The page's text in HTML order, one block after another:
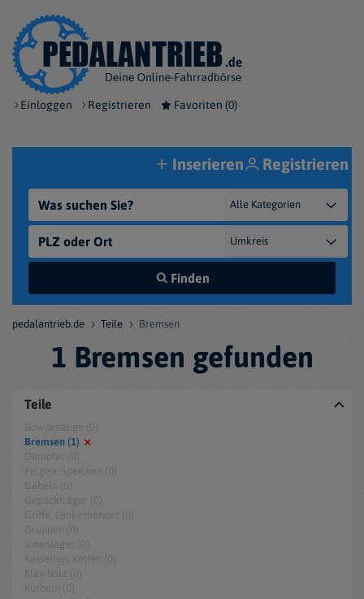
Einloggen Registrieren Favoriten (0)
Finden
Inserieren Registrieren
pedalantrieb.de Teile Bremsen
1 Bremsen gefunden
Teile
Bremsen (1)